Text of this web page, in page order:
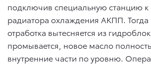
подключив специальную станцию к
радиатора охлаждения АКПП.
отработка вытесняется из
промывается, новое масло
внутренние части по уровню.